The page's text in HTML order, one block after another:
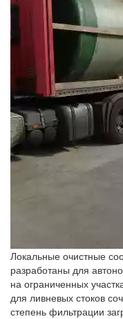
Локальные очистные
разработаны для
на ограниченных
для ливневых стоков
степень фильтрации